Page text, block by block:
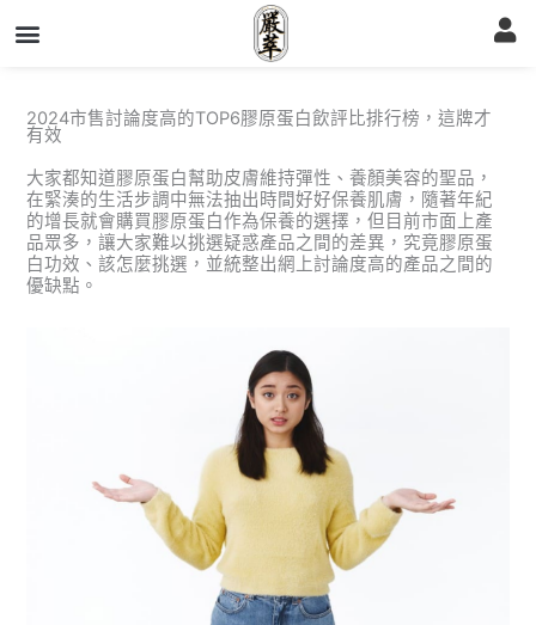
至
2024市售討論度高的TOP6膠原蛋白飲評比排行榜，這牌才
有效
大家都知道膠原蛋白幫助皮膚維持彈性、養顏美容的聖品，
在緊湊的生活步調中無法抽出時間好好保養肌膚，隨著年紀
的增長就會購買膠原蛋白作為保養的選擇，但目前市面上產
品眾多，讓大家難以挑選疑惑產品之間的差異，究竟膠原蛋
白功效、該怎麼挑選，並統整出網上討論度高的產品之間的
優缺點。